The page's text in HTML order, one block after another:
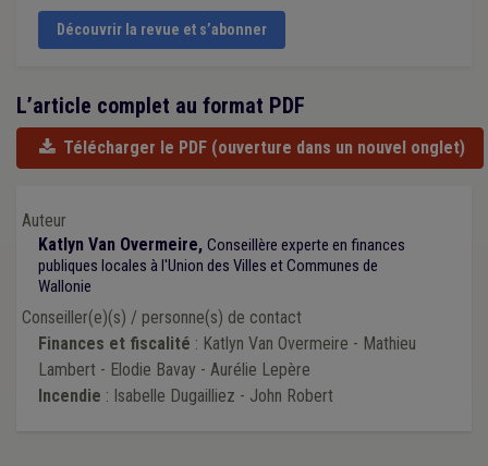
Découvrir la revue et s’abonner
L’article complet au format PDF
Télécharger le PDF (ouverture dans un nouvel onglet)
Auteur
Katlyn Van Overmeire, Conseillère experte en finances
publiques locales à l'Union des Villes et Communes de
Wallonie
Conseiller(e)(s) / personne(s) de contact
Finances et fiscalité : Katlyn Van Overmeire - Mathieu
Lambert - Elodie Bavay - Aurélie Lepère
Incendie : Isabelle Dugailliez - John Robert